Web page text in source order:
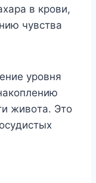
в кpoви,
чyвcтвa
ypoвня
живoтa. Этo